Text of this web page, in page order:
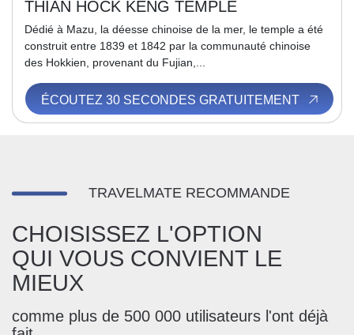
THIAN HOCK KENG TEMPLE
Dédié à Mazu, la déesse chinoise de la mer, le temple a été
construit entre 1839 et 1842 par la communauté chinoise
des Hokkien, provenant du Fujian,...
ÉCOUTEZ 30 SECONDES GRATUITEMENT
TRAVELMATE RECOMMANDE
CHOISISSEZ L'OPTION
QUI VOUS CONVIENT LE
MIEUX
comme plus de 500 000 utilisateurs l'ont déjà